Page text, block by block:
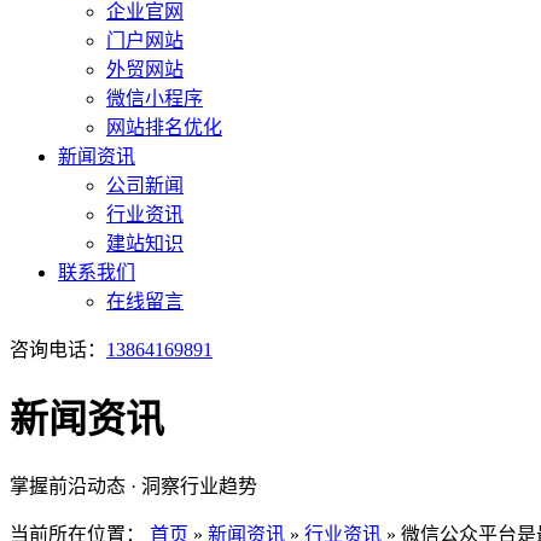
企业官网
门户网站
外贸网站
微信小程序
网站排名优化
新闻资讯
公司新闻
行业资讯
建站知识
联系我们
在线留言
咨询电话： 13864169891
新闻资讯
掌握前沿动态 · 洞察行业趋势
当前所在位置： 首页 » 新闻资讯 » 行业资讯 » 微信公众平台是